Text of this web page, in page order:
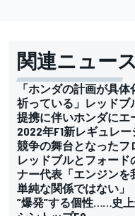
関連ニュー
「ホンダの計画が具
祈っている」レッドブ
提携に伴いホンダにエ
2022年F1新レギュレ
競争の舞台となった
レッドブルとフォー
ナー代表「エンジンを
単純な関係ではない」
”爆発”する個性……史